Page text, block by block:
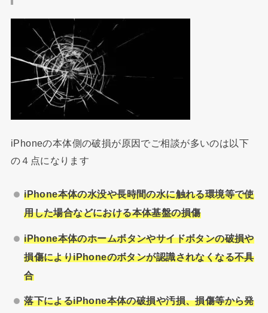
iPhoneの本体側の破損が原因でご相談が多いのは以下
の４点になります
iPhone本体の水没や長時間の水に触れる環境等で使
用した場合などにおける本体基盤の損傷
iPhone本体のホームボタンやサイドボタンの破損や
損傷によりiPhoneのボタンが認識されなくなる不具
合
落下によるiPhone本体の破損や汚損、損傷等から発